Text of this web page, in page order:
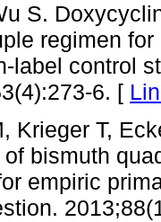
S.
regimen
label control
6. [
Krieger T,
bismuth
empiric